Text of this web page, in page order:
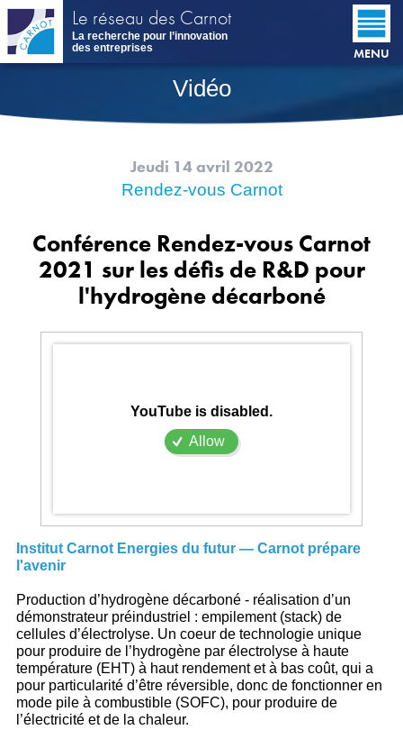
Aller
contenu
principal
Le réseau des Carnot
La recherche pour l’innovation
des entreprises
MENU
Vidéo
Jeudi 14 avril 2022
Rendez-vous Carnot
Conférence Rendez-vous Carnot
2021 sur les défis de R&D pour
l'hydrogène décarboné
YouTube is disabled.
Allow
Institut Carnot Energies du futur — Carnot prépare
l'avenir
Production d’hydrogène décarboné - réalisation d’un
démonstrateur préindustriel : empilement (stack) de
cellules d’électrolyse. Un coeur de technologie unique
pour produire de l’hydrogène par électrolyse à haute
température (EHT) à haut rendement et à bas coût, qui a
pour particularité d’être réversible, donc de fonctionner en
mode pile à combustible (SOFC), pour produire de
l’électricité et de la chaleur.